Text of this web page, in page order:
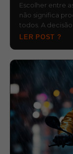
Escolher entre
não significa
todos. A
LER POST ?